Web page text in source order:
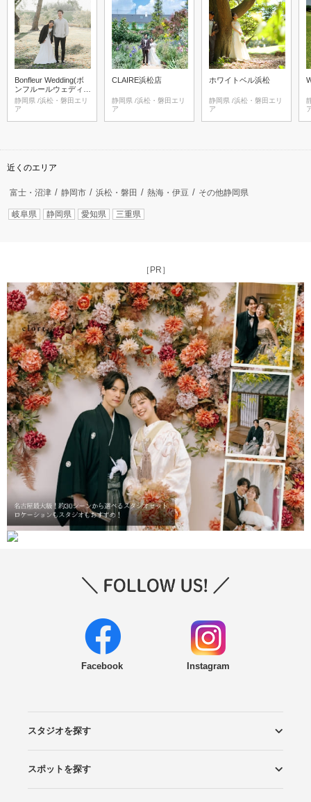
Bonfleur Wedding(ボ
ンフルールウェディン
グ)
静岡県 /浜松・磐田エリ
ア
CLAIRE浜松店
静岡県 /浜松・磐田エリ
ア
ホワイトベル浜松
静岡県 /浜松・磐田エリ
ア
静
近くのエリア
富士・沼津 静岡市 浜松・磐田 熱海・伊豆 その他静岡県
岐阜県 静岡県 愛知県 三重県
［PR］
Facebook Instagram
スタジオを探す
エリアから探す
こだわりから探す
NEW PHOTO STYLE
プランから探す
フォトタイプ診断
フォトグラファーから探す
国内リゾートから探す
スポットを探す